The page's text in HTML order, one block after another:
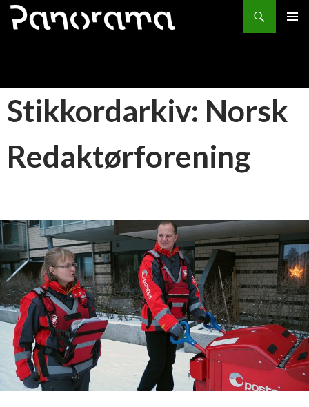
Søk
HOPP
Stikkordarkiv: Norsk
Redaktørforening